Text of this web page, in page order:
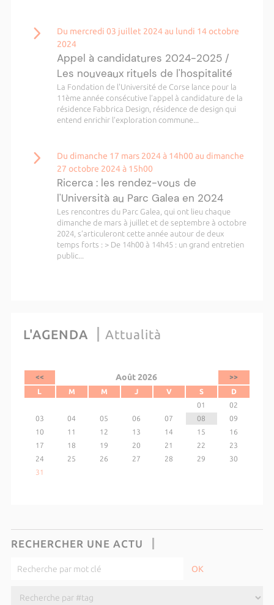
Du mercredi 03 juillet 2024 au lundi 14 octobre
2024
Appel à candidatures 2024-2025 /
Les nouveaux rituels de l'hospitalité
La Fondation de l'Université de Corse lance pour la
11ème année consécutive l’appel à candidature de la
résidence Fabbrica Design, résidence de design qui
entend enrichir l’exploration commune...
Du dimanche 17 mars 2024 à 14h00 au dimanche
27 octobre 2024 à 15h00
Ricerca : les rendez-vous de
l'Università au Parc Galea en 2024
Les rencontres du Parc Galea, qui ont lieu chaque
dimanche de mars à juillet et de septembre à octobre
2024, s’articuleront cette année autour de deux
temps forts : > De 14h00 à 14h45 : un grand entretien
public...
L'AGENDA Attualità
<< Août 2026
>>
L
M M J V S
D
01
02
03
04 05 06 07 08
09
10
11 12 13 14 15
16
17
18 19 20 21 22
23
24
25 26 27 28 29
30
31
RECHERCHER UNE ACTU